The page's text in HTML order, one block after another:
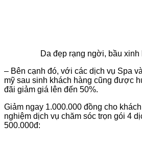
Da đẹp rạng ngời, bầu xinh
– Bên cạnh đó, với các dịch vụ Spa
mỹ sau sinh khách hàng cũng được
đãi giảm giá lên đến 50%.
Giảm ngay 1.000.000 đồng cho
nghiệm dịch vụ chăm sóc trọn gói 4
500.000đ: